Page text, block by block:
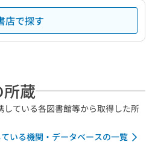
店で探す
蔵
している各図書館等から取得した所
いる機関・データベースの一覧